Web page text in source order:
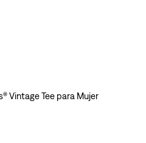
Vintage Tee para Mujer